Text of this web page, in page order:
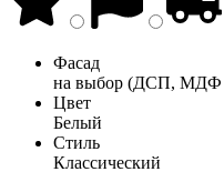
Фасад
на выбор (ДСП,
Цвет
Белый
Стиль
Классический